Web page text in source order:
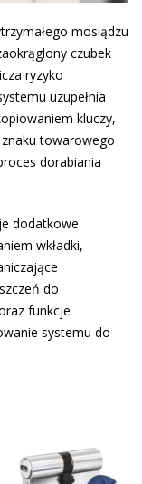
mosiądzu
czubek
ryzyko
uzupełnia
kluczy,
towarowego
dorabiania
dodatkowe
wkładki,
do
funkcje
systemu do